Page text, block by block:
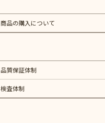
商品の購入について
品質保証体制
検査体制